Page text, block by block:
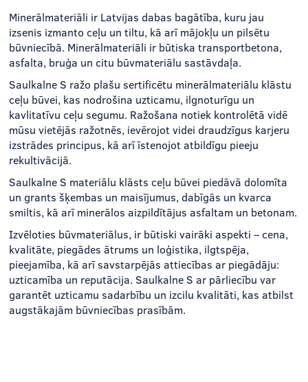
Minerālmateriāli ir Latvijas dabas bagātība, kuru jau
izsenis izmanto ceļu un tiltu, kā arī mājokļu un pilsētu
būvniecībā. Minerālmateriāli ir būtiska transportbetona,
asfalta, bruģa un citu būvmateriālu sastāvdaļa.
Saulkalne S ražo plašu sertificētu minerālmateriālu klāstu
ceļu būvei, kas nodrošina uzticamu, ilgnoturīgu un
kavlitatīvu ceļu segumu. Ražošana notiek kontrolētā vidē
mūsu vietējās ražotnēs, ievērojot videi draudzīgus karjeru
izstrādes principus, kā arī īstenojot atbildīgu pieeju
rekultivācijā.
Saulkalne S materiālu klāsts ceļu būvei piedāvā dolomīta
un grants šķembas un maisījumus, dabīgās un kvarca
smiltis, kā arī minerālos aizpildītājus asfaltam un betonam.
Izvēloties būvmateriālus, ir būtiski vairāki aspekti – cena,
kvalitāte, piegādes ātrums un loģistika, ilgtspēja,
pieejamība, kā arī savstarpējās attiecības ar piegādāju:
uzticamība un reputācija. Saulkalne S ar pārliecību var
garantēt uzticamu sadarbību un izcilu kvalitāti, kas atbilst
augstākajām būvniecības prasībām.